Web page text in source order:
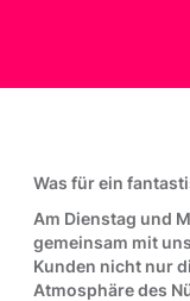
Was für ein
Am Dienstag und
gemeinsam mit
Kunden nicht nur
Atmosphäre des